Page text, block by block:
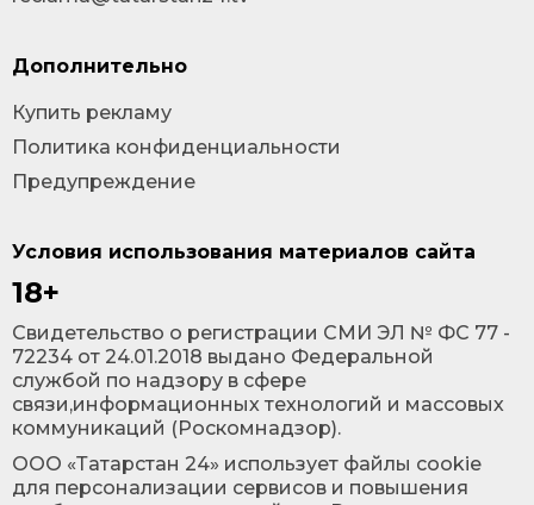
Условия использования материалов сайта
18+
Cвидетельство о регистрации СМИ ЭЛ № ФС 77 -
72234 от 24.01.2018 выдано Федеральной
службой по надзору в сфере
связи,информационных технологий и массовых
коммуникаций (Роскомнадзор).
ООО «Татарстан 24» использует файлы cookie
для персонализации сервисов и повышения
Дополнительно
Купить рекламу
Политика конфиденциальности
Предупреждение